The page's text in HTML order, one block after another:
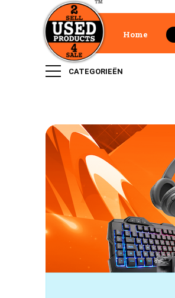
Home
CATEGORIEËN